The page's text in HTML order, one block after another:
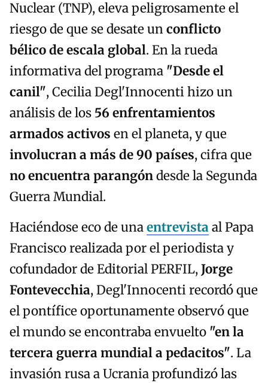
Nuclear (TNP), eleva peligrosamente el
riesgo de que se desate unconflicto
bélico de escala global. En la rueda
informativa del programa "Desde el
canil", Cecilia Degl'Innocenti hizo un
análisis de los 56 enfrentamientos
armados activos en el planeta, y que
involucran a más de 90 países, cifra que
no encuentra parangóndesde la Segunda
Guerra Mundial.
Haciéndose eco de unaentrevistaal Papa
Francisco realizada por el periodista y
cofundador de Editorial PERFIL,Jorge
Fontevecchia, Degl'Innocenti recordó que
el pontífice oportunamente observó que
el mundo se encontraba envuelto "en la
tercera guerra mundial a pedacitos". La
invasión rusa a Ucrania profundizó las